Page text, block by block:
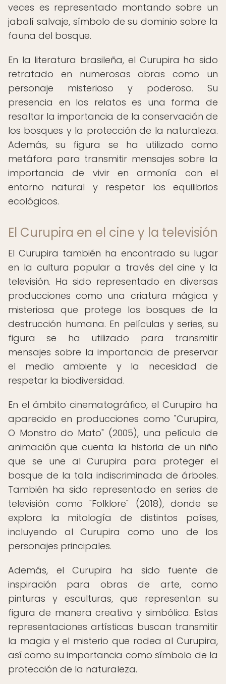
veces es representado montando sobre un
jabalí salvaje, símbolo de su dominio sobre la
fauna del bosque.
En la literatura brasileña, el Curupira ha sido
retratado en numerosas obras como un
personaje misterioso y poderoso. Su
presencia en los relatos es una forma de
resaltar la importancia de la conservación de
los bosques y la protección de la naturaleza.
Además, su figura se ha utilizado como
metáfora para transmitir mensajes sobre la
importancia de vivir en armonía con el
entorno natural y respetar los equilibrios
ecológicos.
El Curupira en el cine y la televisión
El Curupira también ha encontrado su lugar
en la cultura popular a través del cine y la
televisión. Ha sido representado en diversas
producciones como una criatura mágica y
misteriosa que protege los bosques de la
destrucción humana. En películas y series, su
figura se ha utilizado para transmitir
mensajes sobre la importancia de preservar
el medio ambiente y la necesidad de
respetar la biodiversidad.
En el ámbito cinematográfico, el Curupira ha
aparecido en producciones como "Curupira,
O Monstro do Mato" (2005), una película de
animación que cuenta la historia de un niño
que se une al Curupira para proteger el
bosque de la tala indiscriminada de árboles.
También ha sido representado en series de
televisión como "Folklore" (2018), donde se
explora la mitología de distintos países,
incluyendo al Curupira como uno de los
personajes principales.
Además, el Curupira ha sido fuente de
inspiración para obras de arte, como
pinturas y esculturas, que representan su
figura de manera creativa y simbólica. Estas
representaciones artísticas buscan transmitir
la magia y el misterio que rodea al Curupira,
así como su importancia como símbolo de la
protección de la naturaleza.